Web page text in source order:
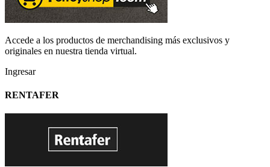
Accede a los productos de merchandising más exclusivos y
originales en nuestra tienda virtual.
Ingresar
RENTAFER